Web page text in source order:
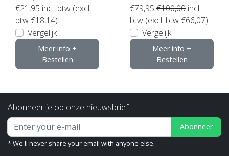
€21,95 incl. btw (excl.
btw €18,14)
Vergelijk
Meer info +
Bestellen
€79,95 €100,00 incl.
btw (excl. btw €66,07)
Vergelijk
Meer info +
Bestellen
Abonneer je op onze nieuwsbrief
Abonneer
* We'll never share your email with anyone else.